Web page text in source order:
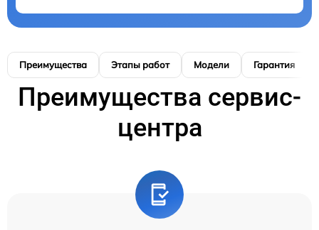
Преимущества Этапы работ Модели Гарантия
Преимущества сервис-
центра